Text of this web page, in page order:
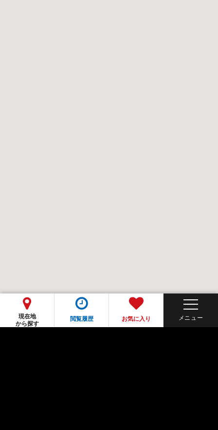
現在地
から探す
閲覧履歴 お気に入り